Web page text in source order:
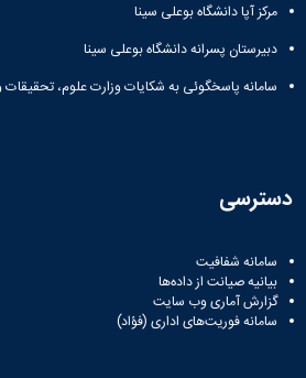
مرکز آپا دانشگاه بوعلی سینا
دبیرستان پسرانه دانشگاه بوعلی سینا
سامانه پاسخگوئی به شکایات وزارت علوم، تحقیقات
دسترسی
سامانه شفافیت
بیانیه صیانت از داده‌ها
گزارش آماری وب‌ سایت
سامانه فوریت‌های اداری (فؤاد)